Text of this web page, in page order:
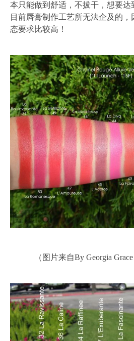
本只能做到舒适，不拔干，想要达
目前唇膏制作工艺所无法企及的
态要求比较高！
（图片来自By Georgia Grace